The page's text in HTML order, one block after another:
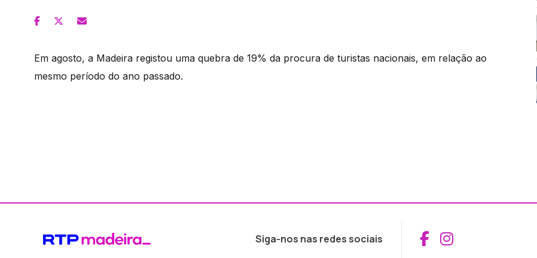
Em agosto, a Madeira registou uma quebra de 19% da procura de turistas nacionais, em relação ao
mesmo período do ano passado.
Siga-nos nas redes sociais Aceder ao
Aceder ao